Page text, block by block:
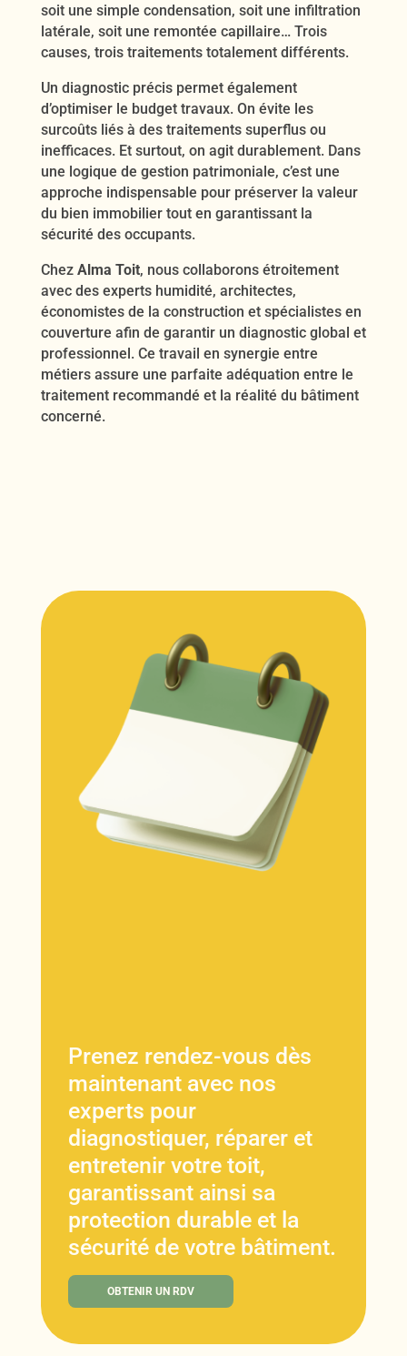
soit une simple condensation, soit une infiltration
latérale, soit une remontée capillaire… Trois
causes, trois traitements totalement différents.
Un diagnostic précis permet également
d’optimiser le budget travaux. On évite les
surcoûts liés à des traitements superflus ou
inefficaces. Et surtout, on agit durablement. Dans
une logique de gestion patrimoniale, c’est une
approche indispensable pour préserver la valeur
du bien immobilier tout en garantissant la
sécurité des occupants.
Chez Alma Toit, nous collaborons étroitement
avec des experts humidité, architectes,
économistes de la construction et spécialistes en
couverture afin de garantir un diagnostic global et
professionnel. Ce travail en synergie entre
métiers assure une parfaite adéquation entre le
traitement recommandé et la réalité du bâtiment
concerné.
Prenez rendez-vous dès
maintenant avec nos
experts pour
diagnostiquer, réparer et
entretenir votre toit,
garantissant ainsi sa
protection durable et la
sécurité de votre bâtiment.
OBTENIR UN RDV